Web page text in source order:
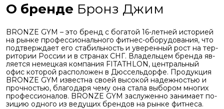
О бренде Бронз Джим
BRONZE GYM – это бренд с бо­га­той 16-лет­ней ис­то­ри­ей
на рын­ке про­фес­си­о­наль­но­го фит­нес-обо­ру­до­ва­ния, что
под­твер­жда­ет его ста­биль­ность и уве­рен­ный рост на тер­
ри­то­рии Рос­сии и в стра­нах СНГ. Вла­дель­цем брен­да яв­
ля­ет­ся немец­кая ком­па­ния FITATHLON, цен­траль­ный
офис ко­то­рой рас­по­ло­жен в Дюс­сель­дор­фе. Про­дук­ция
BRONZE GYM из­вест­на сво­ей вы­со­кой на­деж­но­стью и
проч­но­стью, бла­го­да­ря чему она ста­ла вы­бо­ром мно­гих
про­фес­си­о­на­лов. BRONZE GYM за­слу­жен­но за­ни­ма­ет по­
зи­цию од­но­го из ве­ду­щих брен­дов на рын­ке фит­не­са.